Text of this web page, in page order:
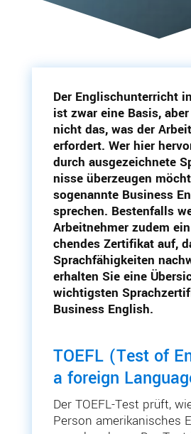
Der Englisch­un­ter­richt
ist zwar eine Basis,
nicht das, was der
erfordert. Wer hier
durch ausge­zeichnete
nisse überzeugen
sogenannte Business
sprechen. Besten­falls
Arbeit­nehmer zudem
chendes Zerti­fikat auf,
Sprach­fä­hig­keiten
erhalten Sie eine
wichtigsten
Business English.
TOEFL (Test of
a foreign
Der TOEFL-Test prüft,
Person ameri­ka­ni­sches